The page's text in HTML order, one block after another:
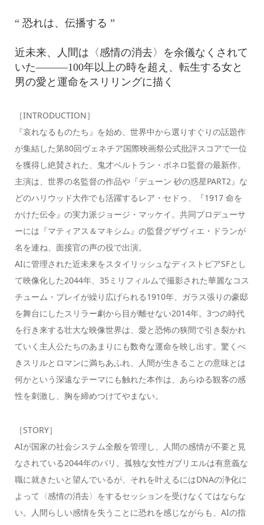
“ 恐れは、伝播する ”
近未来、人間は〈感情の消去〉を余儀なくされて
いた———100年以上の時を超え、転生する女と
男の愛と運命をスリリングに描く
［INTRODUCTION］
『哀れなるものたち』を始め、世界中から選りすぐりの話題作
が集結した第80回ヴェネチア国際映画祭公式批評スコアで一位
を獲得し絶賛された、鬼才ベルトラン・ボネロ監督の最新作。
主演は、世界の名監督の作品や『デューン 砂の惑星PART2』な
どのハリウッド大作でも活躍するレア・セドゥ、『1917 命を
かけた伝令』の実力派ジョージ・マッケイ。共同プロデューサ
ーには『マティアス＆マキシム』の監督グザヴィエ・ドランが
名を連ね、面接官の声の役で出演。
AIに管理された近未来をスタイリッシュなディストピアSFとし
て映像化した2044年、35ミリフィルムで撮影された華麗なコス
チューム・プレイが繰り広げられる1910年、ガラス張りの豪邸
を舞台にしたスリラー劇から目が離せない2014年。3つの時代
を行き来する壮大な映像世界は、愛と恐怖の狭間で引き裂かれ
ていく主人公たちのあまりにも数奇な運命を映し出す。驚くべ
きスリルとロマンに満ちあふれ、人間が生きることの意味とは
何かという深遠なテーマにも触れた本作は、あらゆる観客の感
性を刺激し、胸を締めつけてやまない。
［STORY］
AIが国家の社会システム全般を管理し、人間の感情が不要と見
なされている2044年のパリ。孤独な女性ガブリエルは有意義な
職に就きたいと望んでいるが、それを叶えるにはDNAの浄化に
よって〈感情の消去〉をするセッションを受けなくてはならな
い。人間らしい感情を失うことに恐れを感じながらも、AIの指